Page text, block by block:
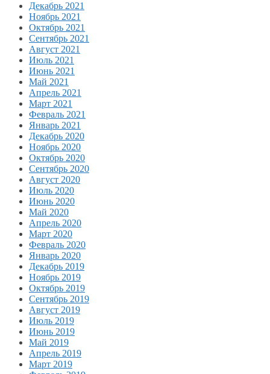
Декабрь 2021
Ноябрь 2021
Октябрь 2021
Сентябрь 2021
Август 2021
Июль 2021
Июнь 2021
Май 2021
Апрель 2021
Март 2021
Февраль 2021
Январь 2021
Декабрь 2020
Ноябрь 2020
Октябрь 2020
Сентябрь 2020
Август 2020
Июль 2020
Июнь 2020
Май 2020
Апрель 2020
Март 2020
Февраль 2020
Январь 2020
Декабрь 2019
Ноябрь 2019
Октябрь 2019
Сентябрь 2019
Август 2019
Июль 2019
Июнь 2019
Май 2019
Апрель 2019
Март 2019